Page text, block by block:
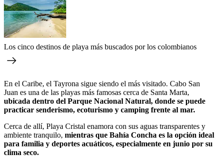
Los cinco destinos de playa más buscados por los colombianos
En el Caribe, el Tayrona sigue siendo el más visitado. Cabo San
Juan es una de las playas más famosas cerca de Santa Marta,
ubicada dentro del Parque Nacional Natural, donde se puede
practicar senderismo, ecoturismo y camping frente al mar.
Cerca de allí, Playa Cristal enamora con sus aguas transparentes y
ambiente tranquilo, mientras que Bahía Concha es la opción ideal
para familia y deportes acuáticos, especialmente en junio por su
clima seco.